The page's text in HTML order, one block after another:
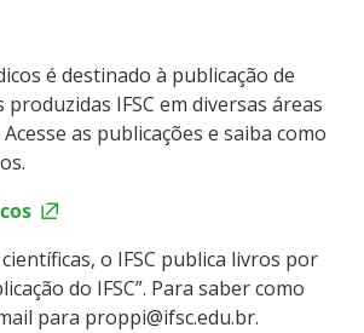
é destinado à publicação de
IFSC em diversas áreas
as publicações e saiba como
o IFSC publica livros por
do IFSC”. Para saber como
para proppi@ifsc.edu.br.